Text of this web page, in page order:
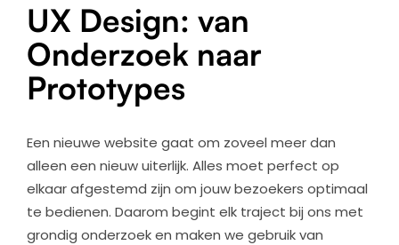
UX Design: van
Onderzoek naar
Prototypes
Een nieuwe website gaat om zoveel meer dan
alleen een nieuw uiterlijk. Alles moet perfect op
elkaar afgestemd zijn om jouw bezoekers optimaal
te bedienen. Daarom begint elk traject bij ons met
grondig onderzoek en maken we gebruik van